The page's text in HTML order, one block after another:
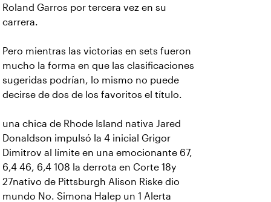
Roland Garros por tercera vez en su
carrera.
Pero mientras las victorias en sets fueron
mucho la forma en que las clasificaciones
sugeridas podrían, lo mismo no puede
decirse de dos de los favoritos el título.
una chica de Rhode Island nativa Jared
Donaldson impulsó la 4 inicial Grigor
Dimitrov al límite en una emocionante 67,
6,4 46, 6,4 108 la derrota en Corte 18y
27nativo de Pittsburgh Alison Riske dio
mundo No. Simona Halep un 1 Alerta